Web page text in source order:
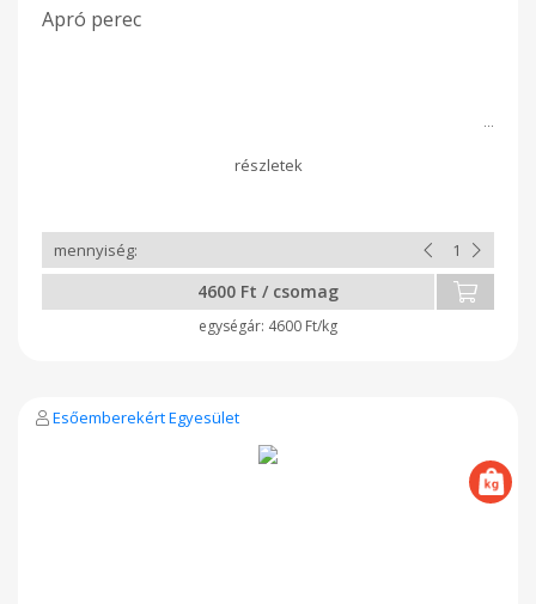
Apró perec
4600 Ft / csomag
4600 Ft/kg
Esőemberekért Egyesület